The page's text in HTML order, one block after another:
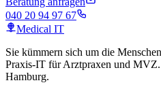
040 20 94 97 67
Medical IT
Sie kümmern sich um die
Praxis-IT für Arztpraxen und MVZ.
Hamburg.